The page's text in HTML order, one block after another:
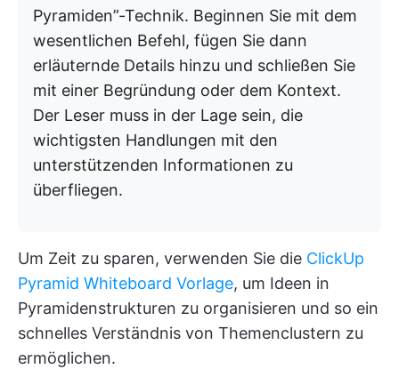
Pyramiden”-Technik. Beginnen Sie mit dem
wesentlichen Befehl, fügen Sie dann
erläuternde Details hinzu und schließen Sie
mit einer Begründung oder dem Kontext.
Der Leser muss in der Lage sein, die
wichtigsten Handlungen mit den
unterstützenden Informationen zu
überfliegen.
Um Zeit zu sparen, verwenden Sie die ClickUp
Pyramid Whiteboard Vorlage, um Ideen in
Pyramidenstrukturen zu organisieren und so ein
schnelles Verständnis von Themenclustern zu
ermöglichen.